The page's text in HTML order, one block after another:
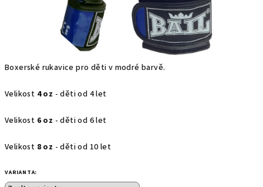
Boxerské rukavice pro děti v modré barvě.
Velikost 4 oz - děti od 4 let
Velikost 6 oz - děti od 6 let
Velikost 8 oz - děti od 10 let
VARIANTA: